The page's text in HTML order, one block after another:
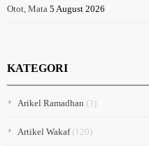
Otot, Mata 5 August 2026
KATEGORI
Arikel Ramadhan (3)
Artikel Wakaf(120)